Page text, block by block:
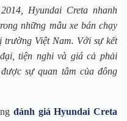
Hyundai Creta nhanh
những mẫu xe bán chạy
trường Việt Nam. Với sự kết
tiện nghi và giá cả phải
sự quan tâm của đông
đánh giá Hyundai Creta